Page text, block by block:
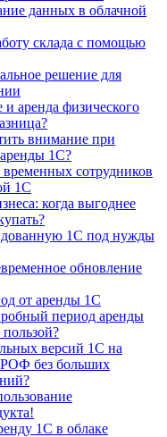
данных в облачной
склада с помощью
решение для
аренда физического
внимание при
1С?
сотрудников
1С
когда выгоднее
1С под нужды
обновление
от аренды 1С
период аренды
версий 1С на
без больших
1С в облаке